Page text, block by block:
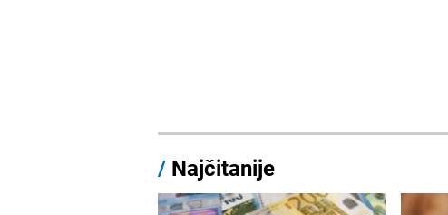
/ Najčitanije